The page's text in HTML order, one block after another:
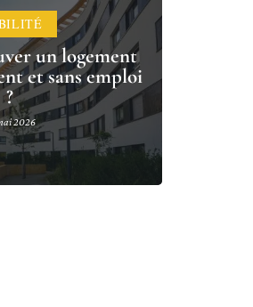
un logement
et sans emploi
?
2026